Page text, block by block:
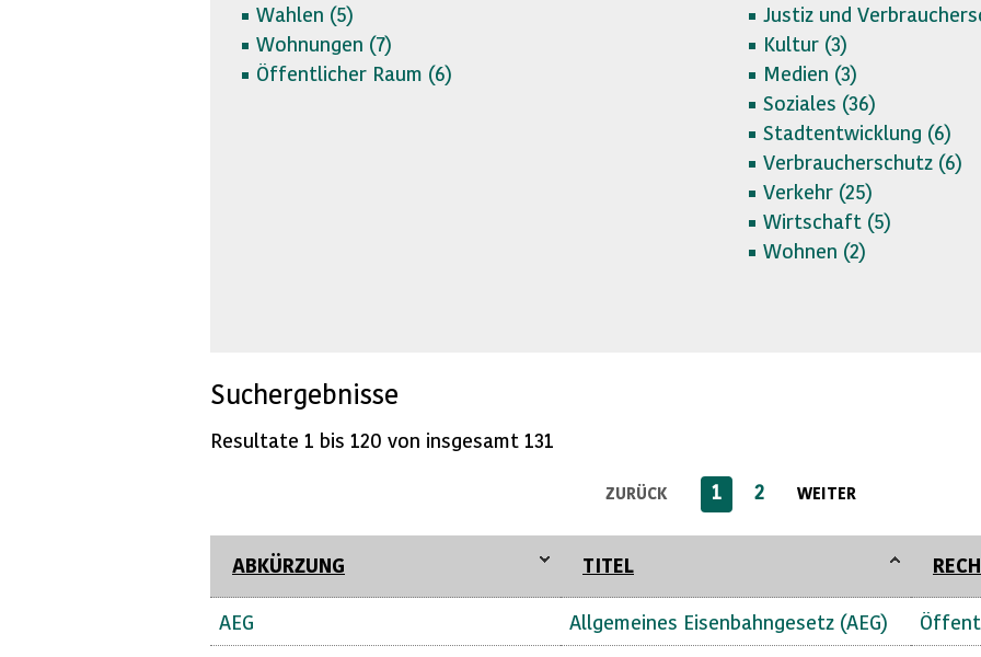
Wahlen (5)
Wohnungen (7)
Öffentlicher Raum (6)
Justiz und
Kultur (3)
Medien (3)
Soziales (36)
Stadtentwicklung (6)
Verbraucherschutz (6)
Verkehr (25)
Wirtschaft (5)
Wohnen (2)
Suchergebnisse
Resultate 1 bis 120 von insgesamt 131
ZURÜCK 1 2 WEITER
ABKÜRZUNG TITEL
AEG Allgemeines Eisenbahngesetz (AEG)